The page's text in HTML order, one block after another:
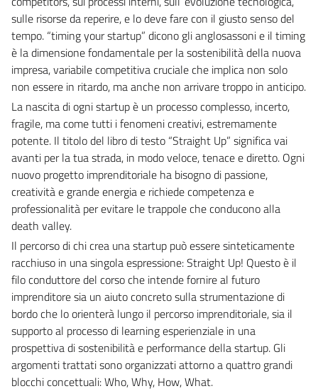
sulle risorse da reperire, e lo deve fare con il giusto senso del
tempo. “timing your startup” dicono gli anglosassoni e il timing
è la dimensione fondamentale per la sostenibilità della nuova
impresa, variabile competitiva cruciale che implica non solo
non essere in ritardo, ma anche non arrivare troppo in anticipo.
La nascita di ogni startup è un processo complesso, incerto,
fragile, ma come tutti i fenomeni creativi, estremamente
potente. Il titolo del libro di testo “Straight Up” significa vai
avanti per la tua strada, in modo veloce, tenace e diretto. Ogni
nuovo progetto imprenditoriale ha bisogno di passione,
creatività e grande energia e richiede competenza e
professionalità per evitare le trappole che conducono alla
death valley.
Il percorso di chi crea una startup può essere sinteticamente
racchiuso in una singola espressione: Straight Up! Questo è il
filo conduttore del corso che intende fornire al futuro
imprenditore sia un aiuto concreto sulla strumentazione di
bordo che lo orienterà lungo il percorso imprenditoriale, sia il
supporto al processo di learning esperienziale in una
prospettiva di sostenibilità e performance della startup. Gli
argomenti trattati sono organizzati attorno a quattro grandi
blocchi concettuali: Who, Why, How, What.